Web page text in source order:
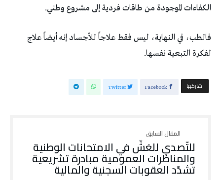
‬الكفاءات‭ ‬الموجودة‭ ‬من‭ ‬طاقات‭ ‬فردية‭ ‬إلى‭ ‬مشروع‭ ‬وطني‭.‬
‬لفكرة‭ ‬التبعية‭ ‬نفسها‭.‬
‫‫ شاركها‬ Facebook
Twitter
للتّصدي للغشّ في الامتحانات الوطنية
والمناظرات العمومية مبادرة تشريعية
تشدّد العقوبات السجنية والمالية